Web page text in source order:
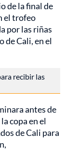
de la final de
el trofeo
por las riñas
de Cali, en el
recibir las
antes de
copa en el
de Cali para